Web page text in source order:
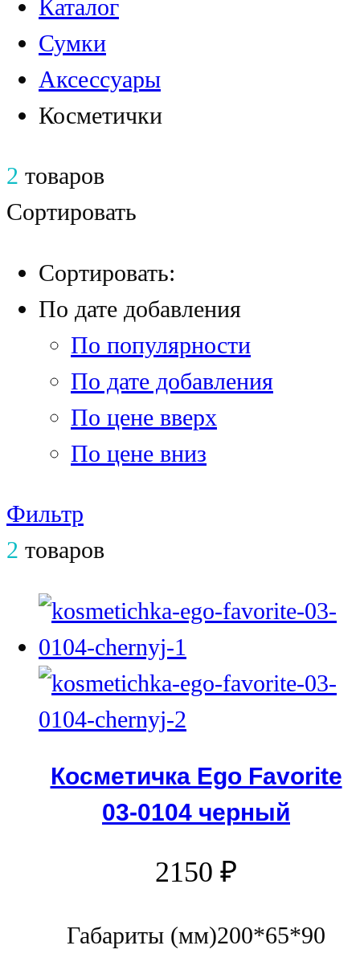
Каталог
Сумки
Аксессуары
Косметички
2 товаров
Сортировать
Сортировать:
По дате добавления
По популярности
По дате добавления
По цене вверх
По цене вниз
Фильтр
2 товаров
Косметичка Ego Favorite
03-0104 черный
2150 ₽
Габариты (мм)200*65*90